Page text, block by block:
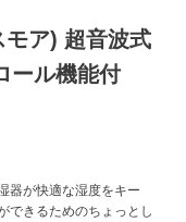
ア) 超音波式
ール機能付
器が快適な湿度をキー
できるためのちょっとし